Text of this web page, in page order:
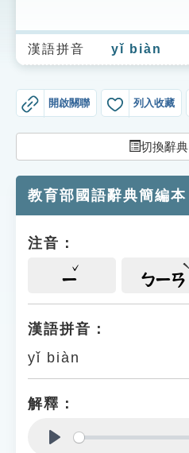
生字詞彙表
成語故事
索引選單
單字索引
遊戲專區
貓頭鷹博士
漢語拼音 yǐ biàn
開啟關聯 列入收藏
切換辭典
教育部國語辭典簡編本
注音：
ㄧ ㄅㄧㄢ
漢語拼音：
yǐ biàn
解釋：